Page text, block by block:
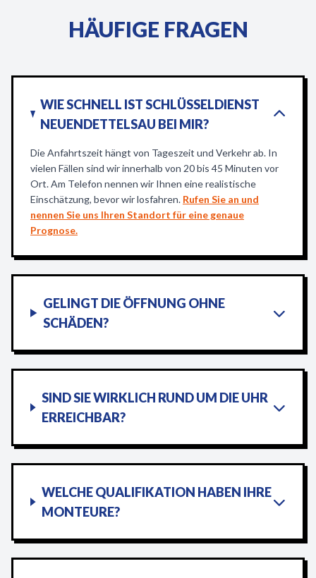
HÄUFIGE FRAGEN
WIE SCHNELL IST SCHLÜSSELDIENST
NEUENDETTELSAU BEI MIR?
Die Anfahrtszeit hängt von Tageszeit und Verkehr ab. In
vielen Fällen sind wir innerhalb von 20 bis 45 Minuten vor
Ort. Am Telefon nennen wir Ihnen eine realistische
Einschätzung, bevor wir losfahren. Rufen Sie an und
nennen Sie uns Ihren Standort für eine genaue
Prognose.
GELINGT DIE ÖFFNUNG OHNE
SCHÄDEN?
SIND SIE WIRKLICH RUND UM DIE UHR
ERREICHBAR?
WELCHE QUALIFIKATION HABEN IHRE
MONTEURE?